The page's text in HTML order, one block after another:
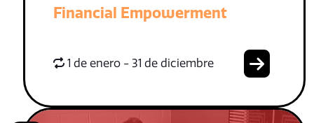
Financial Empowerment
1 de enero - 31 de diciembre